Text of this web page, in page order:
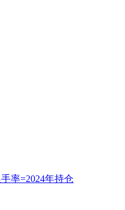
率=2024年持仓